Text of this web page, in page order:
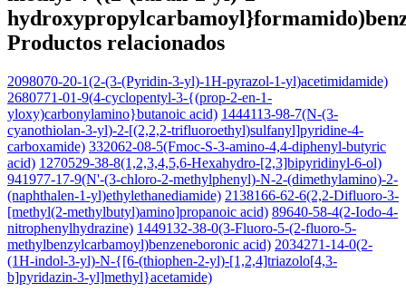
Productos relacionados
2098070-20-1(2-(3-(Pyridin-3-yl)-1H-pyrazol-1-yl)acetimidamide)
2680771-01-9(4-cyclopentyl-3-{(prop-2-en-1-
yloxy)carbonylamino}butanoic acid) 1444113-98-7(N-(3-
cyanothiolan-3-yl)-2-[(2,2,2-trifluoroethyl)sulfanyl]pyridine-4-
carboxamide) 332062-08-5(Fmoc-S-3-amino-4,4-diphenyl-butyric
acid) 1270529-38-8(1,2,3,4,5,6-Hexahydro-[2,3]bipyridinyl-6-ol)
941977-17-9(N'-(3-chloro-2-methylphenyl)-N-2-(dimethylamino)-2-
(naphthalen-1-yl)ethylethanediamide) 2138166-62-6(2,2-Difluoro-3-
[methyl(2-methylbutyl)amino]propanoic acid) 89640-58-4(2-Iodo-4-
nitrophenylhydrazine) 1449132-38-0(3-Fluoro-5-(2-fluoro-5-
methylbenzylcarbamoyl)benzeneboronic acid) 2034271-14-0(2-
(1H-indol-3-yl)-N-{[6-(thiophen-2-yl)-[1,2,4]triazolo[4,3-
b]pyridazin-3-yl]methyl}acetamide)